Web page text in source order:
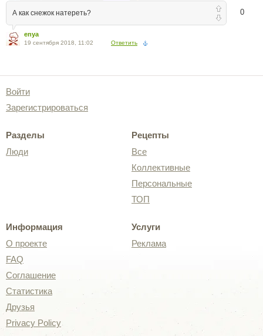
0
А как снежок натереть?
enya
19 сентября 2018, 11:02 Ответить
Войти
Зарегистрироваться
Разделы
Люди
Рецепты
Все
Коллективные
Персональные
ТОП
Информация
О проекте
FAQ
Соглашение
Статистика
Друзья
Privacy Policy
Услуги
Реклама